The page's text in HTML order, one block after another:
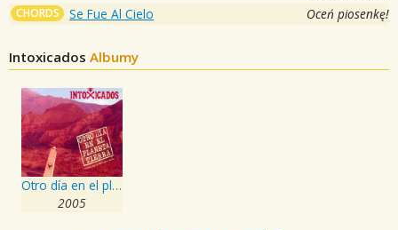
CHORDS Se Fue Al Cielo Oceń piosenkę!
Intoxicados Albumy
Otro día en el planeta tierra
2005